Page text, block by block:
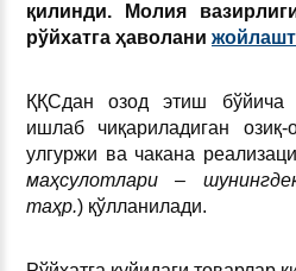
қилинди. Молия
рўйхатга ҳаволани
ҚҚСдан озод этиш бўйича
ишлаб чиқариладиган озиқ-
улгуржи ва чакана
маҳсулотлари –
таҳр.) қўлланилади.